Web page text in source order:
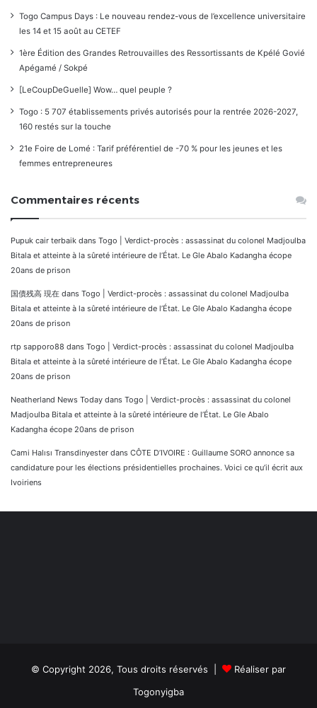
Togo Campus Days : Le nouveau rendez-vous de l’excellence universitaire
les 14 et 15 août au CETEF
1ère Édition des Grandes Retrouvailles des Ressortissants de Kpélé Govié
Apégamé / Sokpé
[LeCoupDeGuelle] Wow… quel peuple ?
Togo : 5 707 établissements privés autorisés pour la rentrée 2026-2027,
160 restés sur la touche
21e Foire de Lomé : Tarif préférentiel de -70 % pour les jeunes et les
femmes entrepreneures
Commentaires récents
Pupuk cair terbaik dans Togo | Verdict-procès : assassinat du colonel Madjoulba
Bitala et atteinte à la sûreté intérieure de l’État. Le Gle Abalo Kadangha écope
20ans de prison
国債残高 現在 dans Togo | Verdict-procès : assassinat du colonel Madjoulba
Bitala et atteinte à la sûreté intérieure de l’État. Le Gle Abalo Kadangha écope
20ans de prison
rtp sapporo88 dans Togo | Verdict-procès : assassinat du colonel Madjoulba
Bitala et atteinte à la sûreté intérieure de l’État. Le Gle Abalo Kadangha écope
20ans de prison
Neatherland News Today dans Togo | Verdict-procès : assassinat du colonel
Madjoulba Bitala et atteinte à la sûreté intérieure de l’État. Le Gle Abalo
Kadangha écope 20ans de prison
Cami Halısı Transdinyester dans CÔTE D’IVOIRE : Guillaume SORO annonce sa
candidature pour les élections présidentielles prochaines. Voici ce qu’il écrit aux
Ivoiriens
© Copyright 2026, Tous droits réservés |
Réaliser par
Togonyigba